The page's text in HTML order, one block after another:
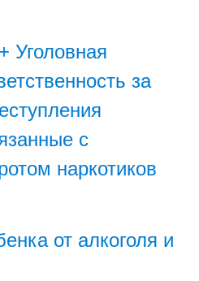
Уголовная
за
с
наркотиков
от алкоголя и